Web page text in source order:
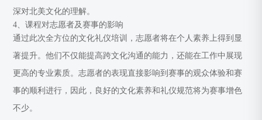
深对北美文化的理解。
4、课程对志愿者及赛事的影响
通过此次全方位的文化礼仪培训，志愿者将在个人素养上得到显
著提升。他们不仅能提高跨文化沟通的能力，还能在工作中展现
更高的专业素质。志愿者的表现直接影响到赛事的观众体验和赛
事的顺利进行，因此，良好的文化素养和礼仪规范将为赛事增色
不少。